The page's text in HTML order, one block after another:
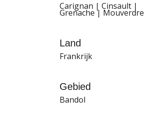
Carignan | Cinsault |
Grenache | Mouverdre
Land
Frankrijk
Gebied
Bandol